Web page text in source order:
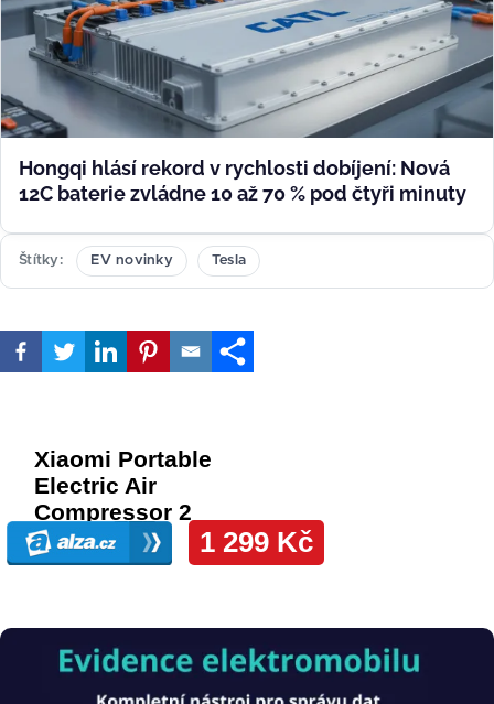
Hongqi hlásí rekord v rychlosti dobíjení: Nová
12C baterie zvládne 10 až 70 % pod čtyři minuty
Štítky EV novinky Tesla
Obrázek